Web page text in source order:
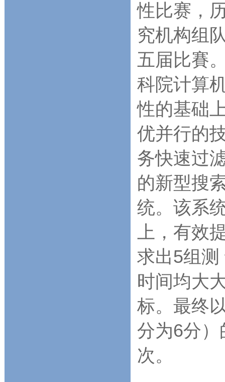
性比赛，
究机构组
五届比賽
科院计算
性的基础
优并行的
务快速过
的新型搜
统。该系
上，有效
求出5组
时间均大
标。最终
分为6分
次。